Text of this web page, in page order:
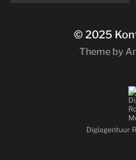
© 2025
Theme by
Digiagentuur